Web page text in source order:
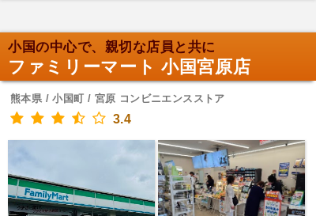
小国の中心で、親切な店員と共に
ファミリーマート 小国宮原店
熊本県 / 小国町 / 宮原 コンビニエンスストア
3.4